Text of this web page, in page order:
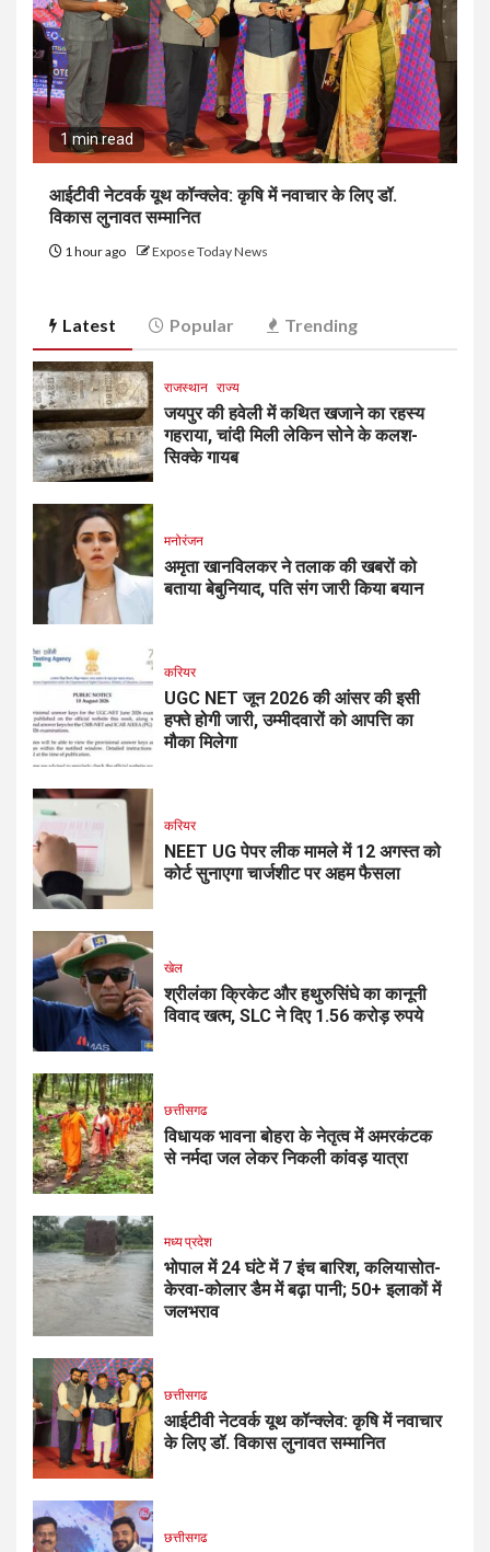
1 min read
आईटीवी नेटवर्क यूथ कॉन्क्लेव: कृषि में नवाचार के लिए डॉ.
विकास लुनावत सम्मानित
1 hour ago Expose Today News
Latest Popular Trending
राजस्थान राज्य
जयपुर की हवेली में कथित खजाने का रहस्य
गहराया, चांदी मिली लेकिन सोने के कलश-
सिक्के गायब
मनोरंजन
अमृता खानविलकर ने तलाक की खबरों को
बताया बेबुनियाद, पति संग जारी किया बयान
करियर
UGC NET जून 2026 की आंसर की इसी
हफ्ते होगी जारी, उम्मीदवारों को आपत्ति का
मौका मिलेगा
करियर
NEET UG पेपर लीक मामले में 12 अगस्त को
कोर्ट सुनाएगा चार्जशीट पर अहम फैसला
खेल
श्रीलंका क्रिकेट और हथुरुसिंघे का कानूनी
विवाद खत्म, SLC ने दिए 1.56 करोड़ रुपये
छत्तीसगढ
विधायक भावना बोहरा के नेतृत्व में अमरकंटक
से नर्मदा जल लेकर निकली कांवड़ यात्रा
मध्य प्रदेश
भोपाल में 24 घंटे में 7 इंच बारिश, कलियासोत-
केरवा-कोलार डैम में बढ़ा पानी; 50+ इलाकों में
जलभराव
छत्तीसगढ
आईटीवी नेटवर्क यूथ कॉन्क्लेव: कृषि में नवाचार
के लिए डॉ. विकास लुनावत सम्मानित
छत्तीसगढ